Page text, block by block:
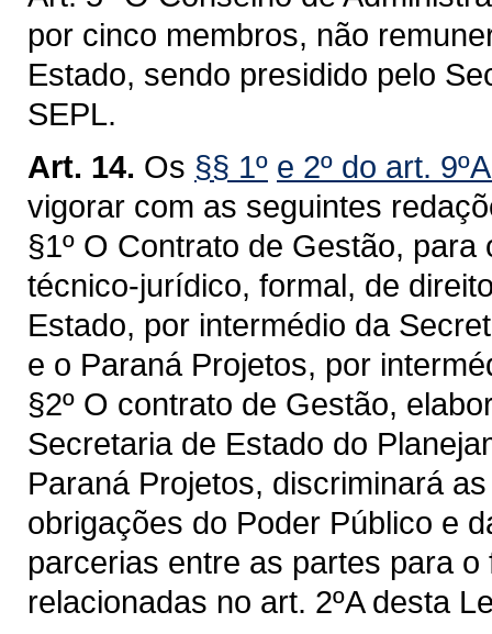
por cinco membros, não
Estado, sendo presidido pelo
SEPL.
Art. 14. Os §§ 1º e 2º do art.
vigorar com as seguintes
§1º O Contrato de Gestão,
técnico-jurídico, formal, de
Estado, por intermédio da
e o Paraná Projetos, por
§2º O contrato de Gestão,
Secretaria de Estado do
Paraná Projetos, discriminará
obrigações do Poder Público e
parcerias entre as partes para
relacionadas no art. 2ºA desta